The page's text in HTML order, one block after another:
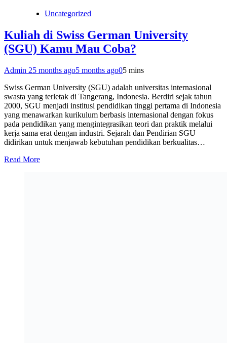
Uncategorized
Kuliah di Swiss German University
(SGU) Kamu Mau Coba?
Admin 25 months ago5 months ago05 mins
Swiss German University (SGU) adalah universitas internasional
swasta yang terletak di Tangerang, Indonesia. Berdiri sejak tahun
2000, SGU menjadi institusi pendidikan tinggi pertama di Indonesia
yang menawarkan kurikulum berbasis internasional dengan fokus
pada pendidikan yang mengintegrasikan teori dan praktik melalui
kerja sama erat dengan industri. Sejarah dan Pendirian SGU
didirikan untuk menjawab kebutuhan pendidikan berkualitas…
Read More